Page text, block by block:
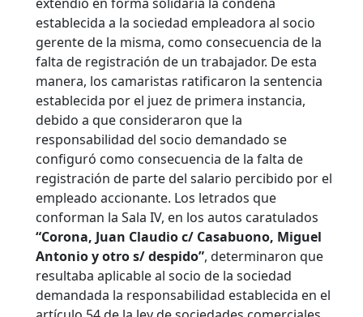
establecida a la sociedad empleadora al socio
gerente de la misma, como consecuencia de la
falta de registración de un trabajador. De esta
manera, los camaristas ratificaron la sentencia
establecida por el juez de primera instancia,
debido a que consideraron que la
responsabilidad del socio demandado se
configuró como consecuencia de la falta de
registración de parte del salario percibido por el
empleado accionante. Los letrados que
conforman la Sala IV, en los autos caratulados
“Corona, Juan Claudio c/ Casabuono, Miguel
Antonio y otro s/ despido”, determinaron que
resultaba aplicable al socio de la sociedad
demandada la responsabilidad establecida en el